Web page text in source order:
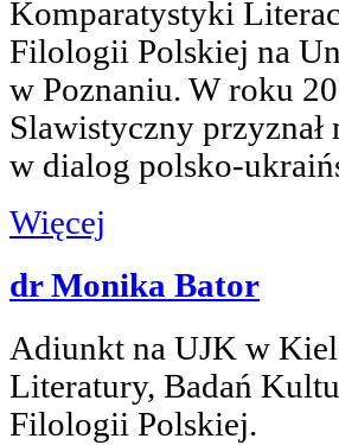
Komparatystyki
Filologii Polskiej na
w Poznaniu. W roku
Slawistyczny przyznał
w dialog polsko-
Więcej
dr Monika Bator
Adiunkt na UJK w
Literatury, Badań
Filologii Polskiej.